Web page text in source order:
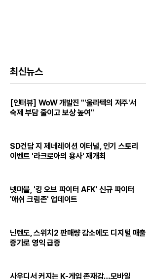
최신뉴스
[인터뷰] WoW 개발진 "'울라텍의 저주'서
숙제 부담 줄이고 보상 높여"
SD건담 지 제네레이션 이터널, 인기 스토리
이벤트 '라크로아의 용사' 재개최
넷마블, '킹 오브 파이터 AFK' 신규 파이터
'애쉬 크림존' 업데이트
닌텐도, 스위치2 판매량 감소에도 디지털 매출
증가로 영익 급증
사우디서 커지는 K-게임 존재감…모바일